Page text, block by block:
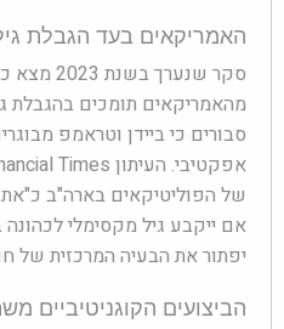
האמריקאים בעד הגבלת
סקר שנערך
סבורים כי ביידן וטראמפ
של הפוליטיקאים בארה"ב
אם ייקבע גיל מקסימלי לכהונה
יפתור את הבעיה המרכזית של
הביצועים הקוגניטיביים